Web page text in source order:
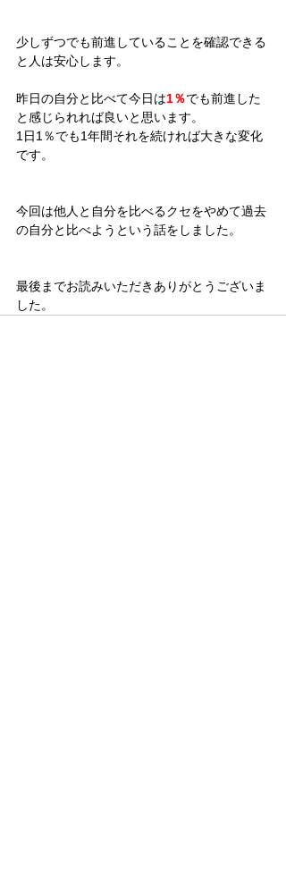
少しずつでも前進していることを確認できる
と人は安心します。
昨日の自分と比べて今日は1％でも前進した
と感じられれば良いと思います。
1日1％でも1年間それを続ければ大きな変化
です。
今回は他人と自分を比べるクセをやめて過去
の自分と比べようという話をしました。
最後までお読みいただきありがとうございま
した。